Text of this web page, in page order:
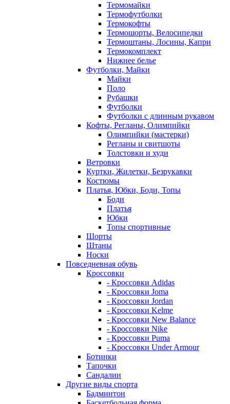
Термомайки
Термофутболки
Термокофты
Термошорты, Велосипедки
Термоштаны, Лосины, Капри
Термокомплект
Нижнее белье
Футболки, Майки
Майки
Поло
Рубашки
Футболки
Футболки с длинным рукавом
Кофты, Регланы, Олимпийки
Олимпийки (мастерки)
Регланы и свитшоты
Толстовки и худи
Ветровки
Куртки, Жилетки, Безрукавки
Костюмы
Платья, Юбки, Боди, Топы
Боди
Платья
Юбки
Топы спортивные
Шорты
Штаны
Носки
Повседневная обувь
Кроссовки
- Кроссовки Adidas
- Кроссовки Joma
- Кроссовки Jordan
- Кроссовки Kelme
- Кроссовки New Balance
- Кроссовки Nike
- Кроссовки Puma
- Кроссовки Under Armour
Ботинки
Тапочки
Сандалии
Другие виды спорта
Бадминтон